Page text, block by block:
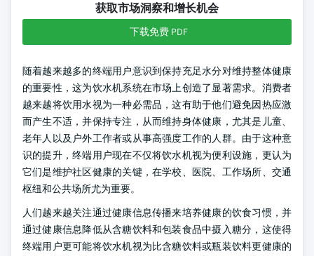
获取市场洞察和增长机会
下载免费 PDF
随着越来越多的终端用户意识到保持充足水分对维持整体健康
的重要性，这为饮水机系统在市场上创造了显著需求。消费者
越来越将饮用水视为一种必需品，这有助于他们避免因热应激
而产生不适，并保持专注，从而维持身体健康，尤其是儿童、
老年人以及户外工作者或从事高强度工作的人群。由于这种意
识的提升，终端用户现在不仅将饮水机视为便利设施，更认为
它们是维护社区健康的关键，在学校、医院、工作场所、交通
枢纽和公共场所尤为重要。
人们越来越关注通过健康信息传播来培养健康的饮食习惯，并
通过健康信息降低从含糖饮料和包装食品中摄入糖分，这使得
终端用户更可能将饮水机视为比含糖饮料或瓶装饮料更健康的